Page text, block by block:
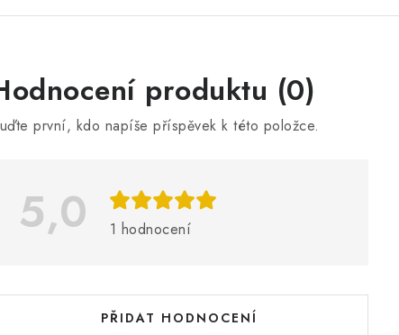
produktu (0)
první, kdo napíše příspěvek k této položce.
5,0 1 hodnocení
PŘIDAT HODNOCENÍ